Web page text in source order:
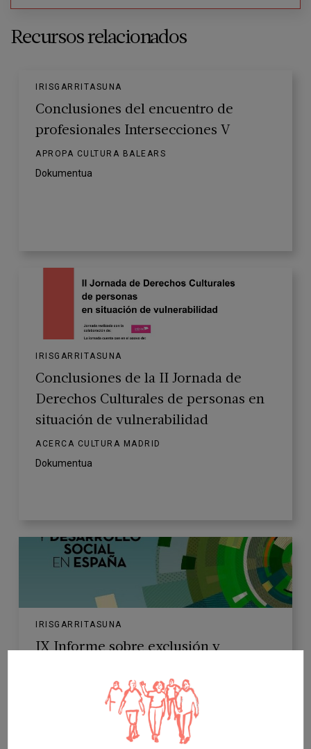
Recursos relacionados
IRISGARRITASUNA
Conclusiones del encuentro de
profesionales Intersecciones V
APROPA CULTURA BALEARS
Dokumentua
IRISGARRITASUNA
Conclusiones de la II Jornada de
Derechos Culturales de personas en
situación de vulnerabilidad
ACERCA CULTURA MADRID
Dokumentua
IRISGARRITASUNA
IX Informe sobre exclusión y
FUNDACIÓN FOESSA ETA CÁRITAS ESPAÑOLA